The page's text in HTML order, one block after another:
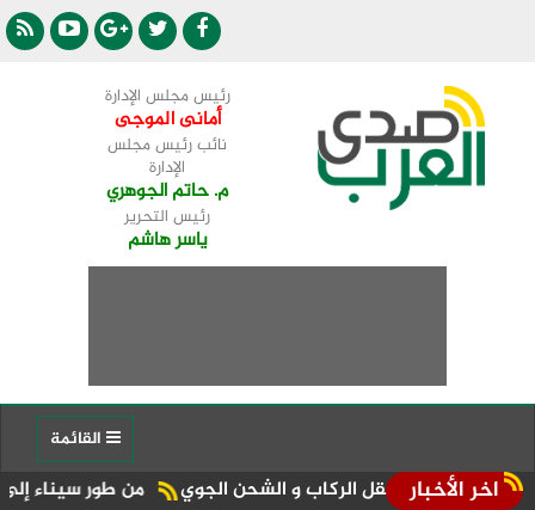
رئيس مجلس الإدارة
أمانى الموجى
نائب رئيس مجلس
الإدارة
م. حاتم الجوهري
رئيس التحرير
ياسر هاشم
اخر الأخبار من طور سيناء إلى منصة الجمهورية المركز الـ11 نقل الركاب و الشحن الجوي